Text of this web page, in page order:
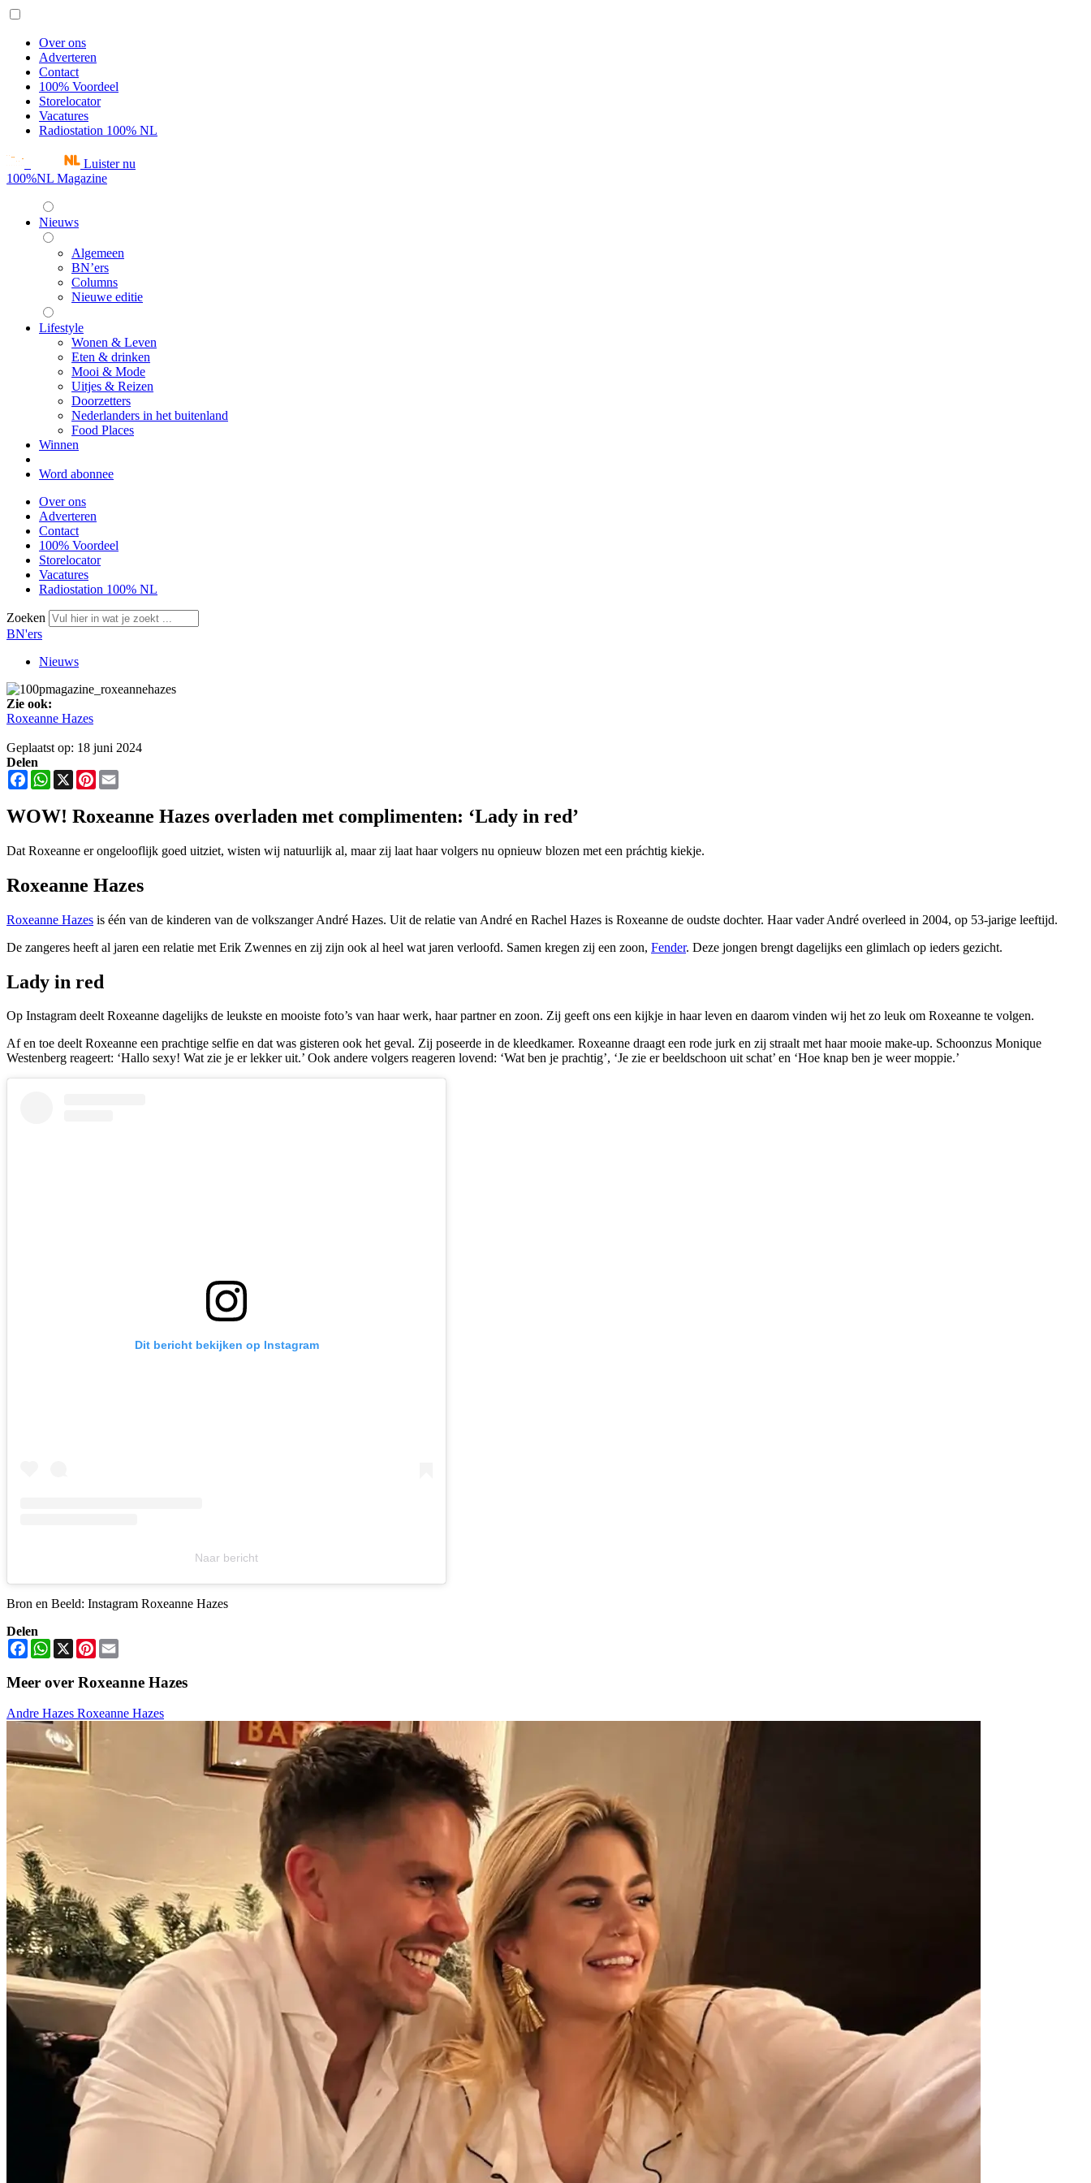
Over ons
Adverteren
Contact
100% Voordeel
Storelocator
Vacatures
Radiostation 100% NL
Luister nu
100%NL Magazine
Nieuws
Algemeen
BN’ers
Columns
Nieuwe editie
Lifestyle
Wonen & Leven
Eten & drinken
Mooi & Mode
Uitjes & Reizen
Doorzetters
Nederlanders in het buitenland
Food Places
Winnen
Word abonnee
Over ons
Adverteren
Contact
100% Voordeel
Storelocator
Vacatures
Radiostation 100% NL
Zoeken
BN'ers
Nieuws
Zie ook:
Roxeanne Hazes
Geplaatst op: 18 juni 2024
Delen
FacebookWhatsApp
X Pinterest
WOW! Roxeanne Hazes overladen met complimenten: ‘Lady in red’
Dat Roxeanne er ongelooflijk goed uitziet, wisten wij natuurlijk al, maar zij laat haar volgers nu opnieuw blozen met een práchtig kiekje.
Roxeanne Hazes
Roxeanne Hazes is één van de kinderen van de volkszanger André Hazes. Uit de relatie van André en Rachel Hazes is Roxeanne de oudste dochter. Haar vader André overleed in 2004, op 53-jarige leeftijd.
De zangeres heeft al jaren een relatie met Erik Zwennes en zij zijn ook al heel wat jaren verloofd. Samen kregen zij een zoon, Fender. Deze jongen brengt dagelijks een glimlach op ieders gezicht.
Lady in red
Op Instagram deelt Roxeanne dagelijks de leukste en mooiste foto’s van haar werk, haar partner en zoon. Zij geeft ons een kijkje in haar leven en daarom vinden wij het zo leuk om Roxeanne te volgen.
Af en toe deelt Roxeanne een prachtige selfie en dat was gisteren ook het geval. Zij poseerde in de kleedkamer. Roxeanne draagt een rode jurk en zij straalt met haar mooie make-up. Schoonzus Monique
Westenberg reageert: ‘Hallo sexy! Wat zie je er lekker uit.’ Ook andere volgers reageren lovend: ‘Wat ben je prachtig’, ‘Je zie er beeldschoon uit schat’ en ‘Hoe knap ben je weer moppie.’
Dit bericht bekijken op Instagram
Naar bericht
Bron en Beeld: Instagram Roxeanne Hazes
Delen
FacebookWhatsApp
X Pinterest
Meer over Roxeanne Hazes
Andre Hazes Roxeanne Hazes